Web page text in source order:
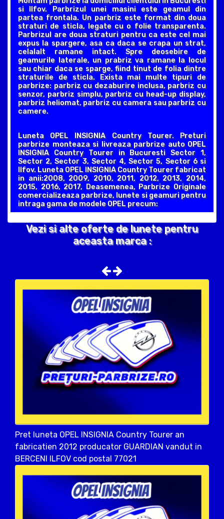
si Ilfov. Parbrizul unei masini este geamul din
partea frontala. Un parbriz este format din doua
straturi de sticla, legate cu o folie transparenta.
Parbrizul are doua straturi pentru ca este cel mai
expus la spargere, asa ca daca se crapa un strat,
celalalt ramane intact. Spre deosebire de
geamurile laterale, un prabriz va ramane la locul
sau chiar daca se sparge, fiind tinut de folia dintre
straturile de sticla. Exista mai multe tipuri de
parbrize: parbriz cu dezaburire inclusa, parbriz cu
senzor, parbriz simplu, parbriz cu head-up display,
parbriz heliomat, parbriz cu camera sau parbriz cu
camere.
Luneta OPEL INSIGNIA Country Tourer. Preturi
parbrize monteaza si livreaza parbrize auto OPEL
INSIGNIA Country Tourer in Bucuresti Sector 1,
Sector 2, Sector 3, Sector 4, Sector 5, Sector 6 si
Ilfov. Luneta OPEL INSIGNIA Country Tourer fabricat
in anii:2008, 2009, 2010, 2011, 2012, 2013, 2014,
2015, 2016, 2017, Deasemenea, Parbrize Originale
comercializeaza parbrize, lunete si geamuri pentru
intraga gama de modele OPEL precum:
Vezi si alte oferte de lunete pentru
aceasta marca :
Pret luneta OPEL INSIGNIA Country Tourer an
fabricatien 2012 producator GUARDIAN vandut in
BERCENI ILFOV cod postal 77021